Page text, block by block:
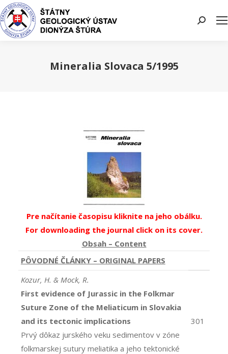
Search:
Mineralia Slovaca 5/1995
Pre načítanie časopisu kliknite na jeho obálku.
For downloading the journal click on its cover.
Obsah – Content
PÔVODNÉ ČLÁNKY – ORIGINAL PAPERS
Kozur, H. & Mock, R.
First evidence of Jurassic in the Folkmar
Suture Zone of the Meliaticum in Slovakia
and its tectonic implications
Prvý dôkaz jurského veku sedimentov v zóne
folkmarskej sutury meliatika a jeho tektonické
301